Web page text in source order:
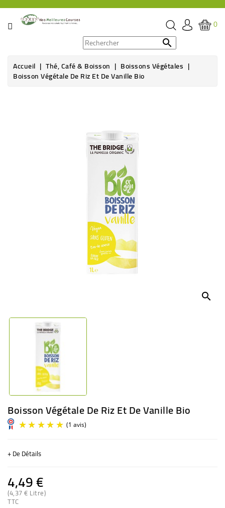
CATÉGORIE
ÉPICERIE
0

Accueil Thé, Café & Boisson Boissons Végétales
Boisson Végétale De Riz Et De Vanille Bio
search
Boisson Végétale De Riz Et De Vanille Bio
+ De Détails
4,49 €
(4,37 € Litre)
TTC